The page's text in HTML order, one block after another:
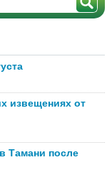
извещениях от
Тамани после